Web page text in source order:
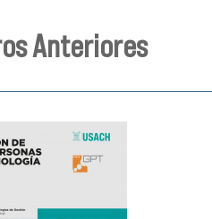
usted aquí
Anteriores